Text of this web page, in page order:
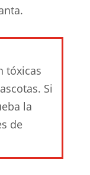
tóxicas
Si
la
de